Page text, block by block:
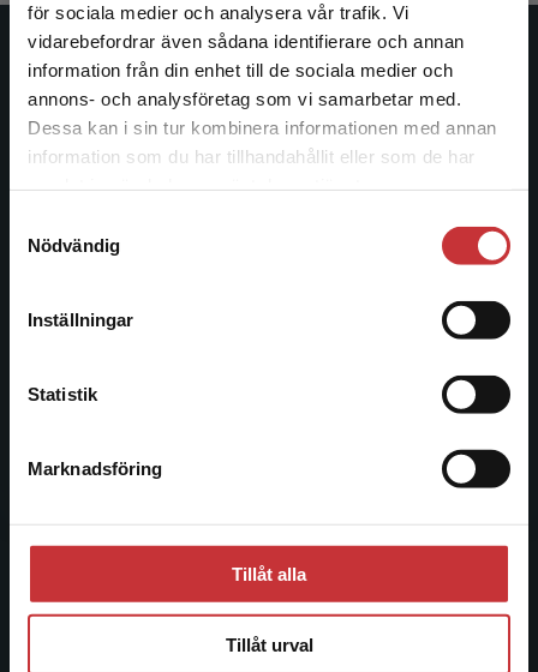
för sociala medier och analysera vår trafik. Vi
vidarebefordrar även sådana identifierare och annan
information från din enhet till de sociala medier och
annons- och analysföretag som vi samarbetar med.
Dessa kan i sin tur kombinera informationen med annan
information som du har tillhandahållit eller som de har
Nödvändig
Inställningar
Statistik
Marknadsföring
Tillåt alla
Tillåt urval
Begränsad fraktregion
Det verkar som att du besöker
studentlitteratur.se via en enhet utanför Sverige.
Vi erbjuder inte leveranser utanför Sverige. För
att kunna slutföra ett köp måste
Studentlitteratur
Studentlitteratur grundades 1963 och är idag Sveriges
ledande utbildningsförlag. Med läromedel, kurslitteratur,
längs hela kunskapsresan.
Kontakta oss
046-31 20 00
Box 141
Åkergränden 1
226 60 Lund